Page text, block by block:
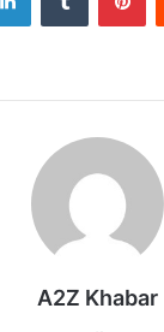
A2Z Khabar